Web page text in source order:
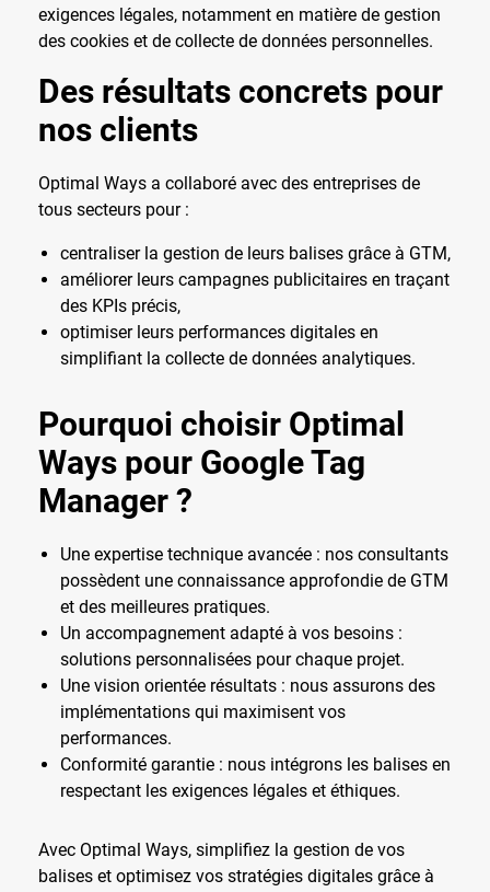
exigences légales, notamment en matière de gestion
des cookies et de collecte de données personnelles.
Des résultats concrets pour
nos clients
Optimal Ways a collaboré avec des entreprises de
tous secteurs pour :
centraliser la gestion de leurs balises grâce à GTM,
améliorer leurs campagnes publicitaires en traçant
des KPIs précis,
optimiser leurs performances digitales en
simplifiant la collecte de données analytiques.
Pourquoi choisir Optimal
Ways pour Google Tag
Manager ?
Une expertise technique avancée : nos consultants
possèdent une connaissance approfondie de GTM
et des meilleures pratiques.
Un accompagnement adapté à vos besoins :
solutions personnalisées pour chaque projet.
Une vision orientée résultats : nous assurons des
implémentations qui maximisent vos
performances.
Conformité garantie : nous intégrons les balises en
respectant les exigences légales et éthiques.
Avec Optimal Ways, simplifiez la gestion de vos
balises et optimisez vos stratégies digitales grâce à